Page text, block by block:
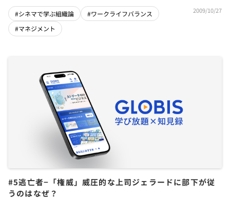
#シネマで学ぶ組織論
#ワークライフバランス
#マネジメント
2009/10/27
#5逃亡者−「権威」威圧的な上司ジェラードに部下が従
うのはなぜ？